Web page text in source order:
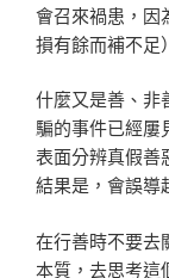
會召來禍患，因
損有餘而補不足）
什麼又是善、非
騙的事件已經屢
表面分辨真假善
結果是，會誤導
在行善時不要去
本質，去思考這